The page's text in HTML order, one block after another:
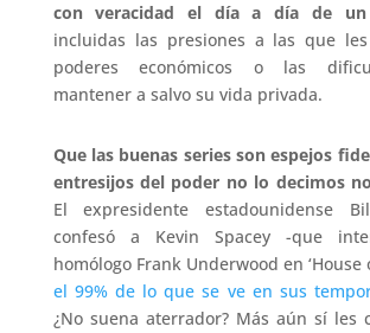
con veracidad el día a día de un
incluidas las presiones a las que
poderes económicos o las
mantener a salvo su vida privada.
Que las buenas series son espejos
entresijos del poder no lo decimos
El expresidente estadounidense
confesó a Kevin Spacey -que
homólogo Frank Underwood en ‘House
el 99% de lo que se ve en sus
¿No suena aterrador? Más aún sí les